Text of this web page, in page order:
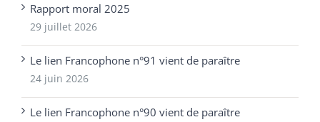
Rapport moral 2025
29 juillet 2026
Le lien Francophone n°91 vient de paraître
24 juin 2026
Le lien Francophone n°90 vient de paraître